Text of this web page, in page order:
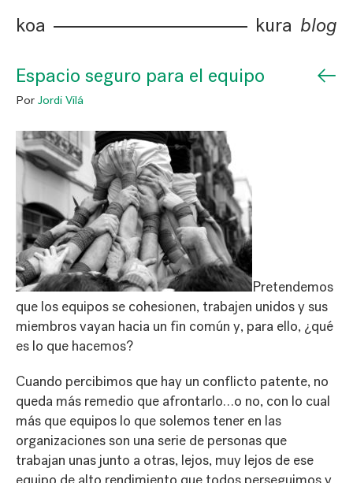
koa kura blog
Espacio seguro para el equipo ←
Por Jordi Vilá
Pretendemos
que los equipos se cohesionen, trabajen unidos y sus
miembros vayan hacia un fin común y, para ello, ¿qué
es lo que hacemos?
Cuando percibimos que hay un conflicto patente, no
queda más remedio que afrontarlo…o no, con lo cual
más que equipos lo que solemos tener en las
organizaciones son una serie de personas que
trabajan unas junto a otras, lejos, muy lejos de ese